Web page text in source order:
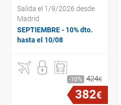
Salida el 1/9/2026 desde
Madrid
SEPTIEMBRE - 10% dto.
hasta el 10/08
10 424€
382€